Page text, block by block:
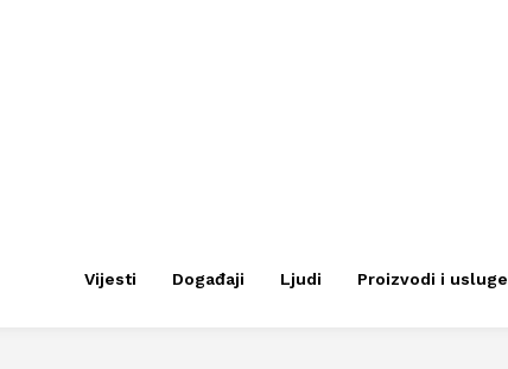
Vijesti Događaji Ljudi Proizvodi i usluge